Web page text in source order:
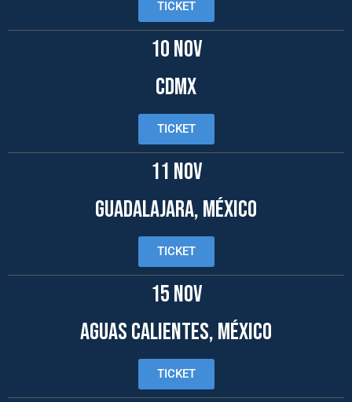
TICKET
10 NOV
cdMX
TICKET
11 NOV
GUADALAJARA, méxico
TICKET
15 nov
AGUAS CALIENTES, México
TICKET